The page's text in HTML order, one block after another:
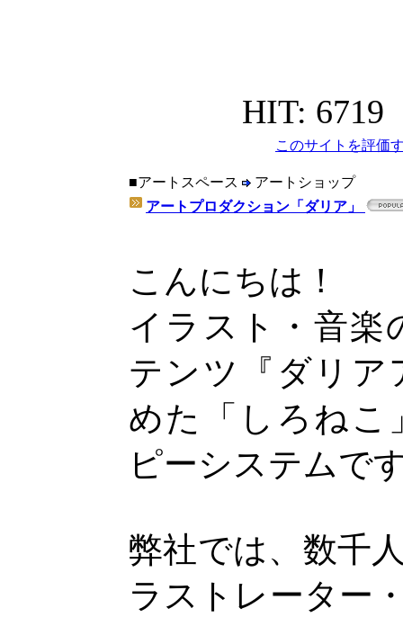
HIT: 6719
このサイトを評価
■アートスペース
アートショップ
アートプロダクション「ダリア」
こんにちは！
イラスト・音楽
テンツ『ダリア
めた「しろねこ
ピーシステムで
弊社では、数千
ラストレーター